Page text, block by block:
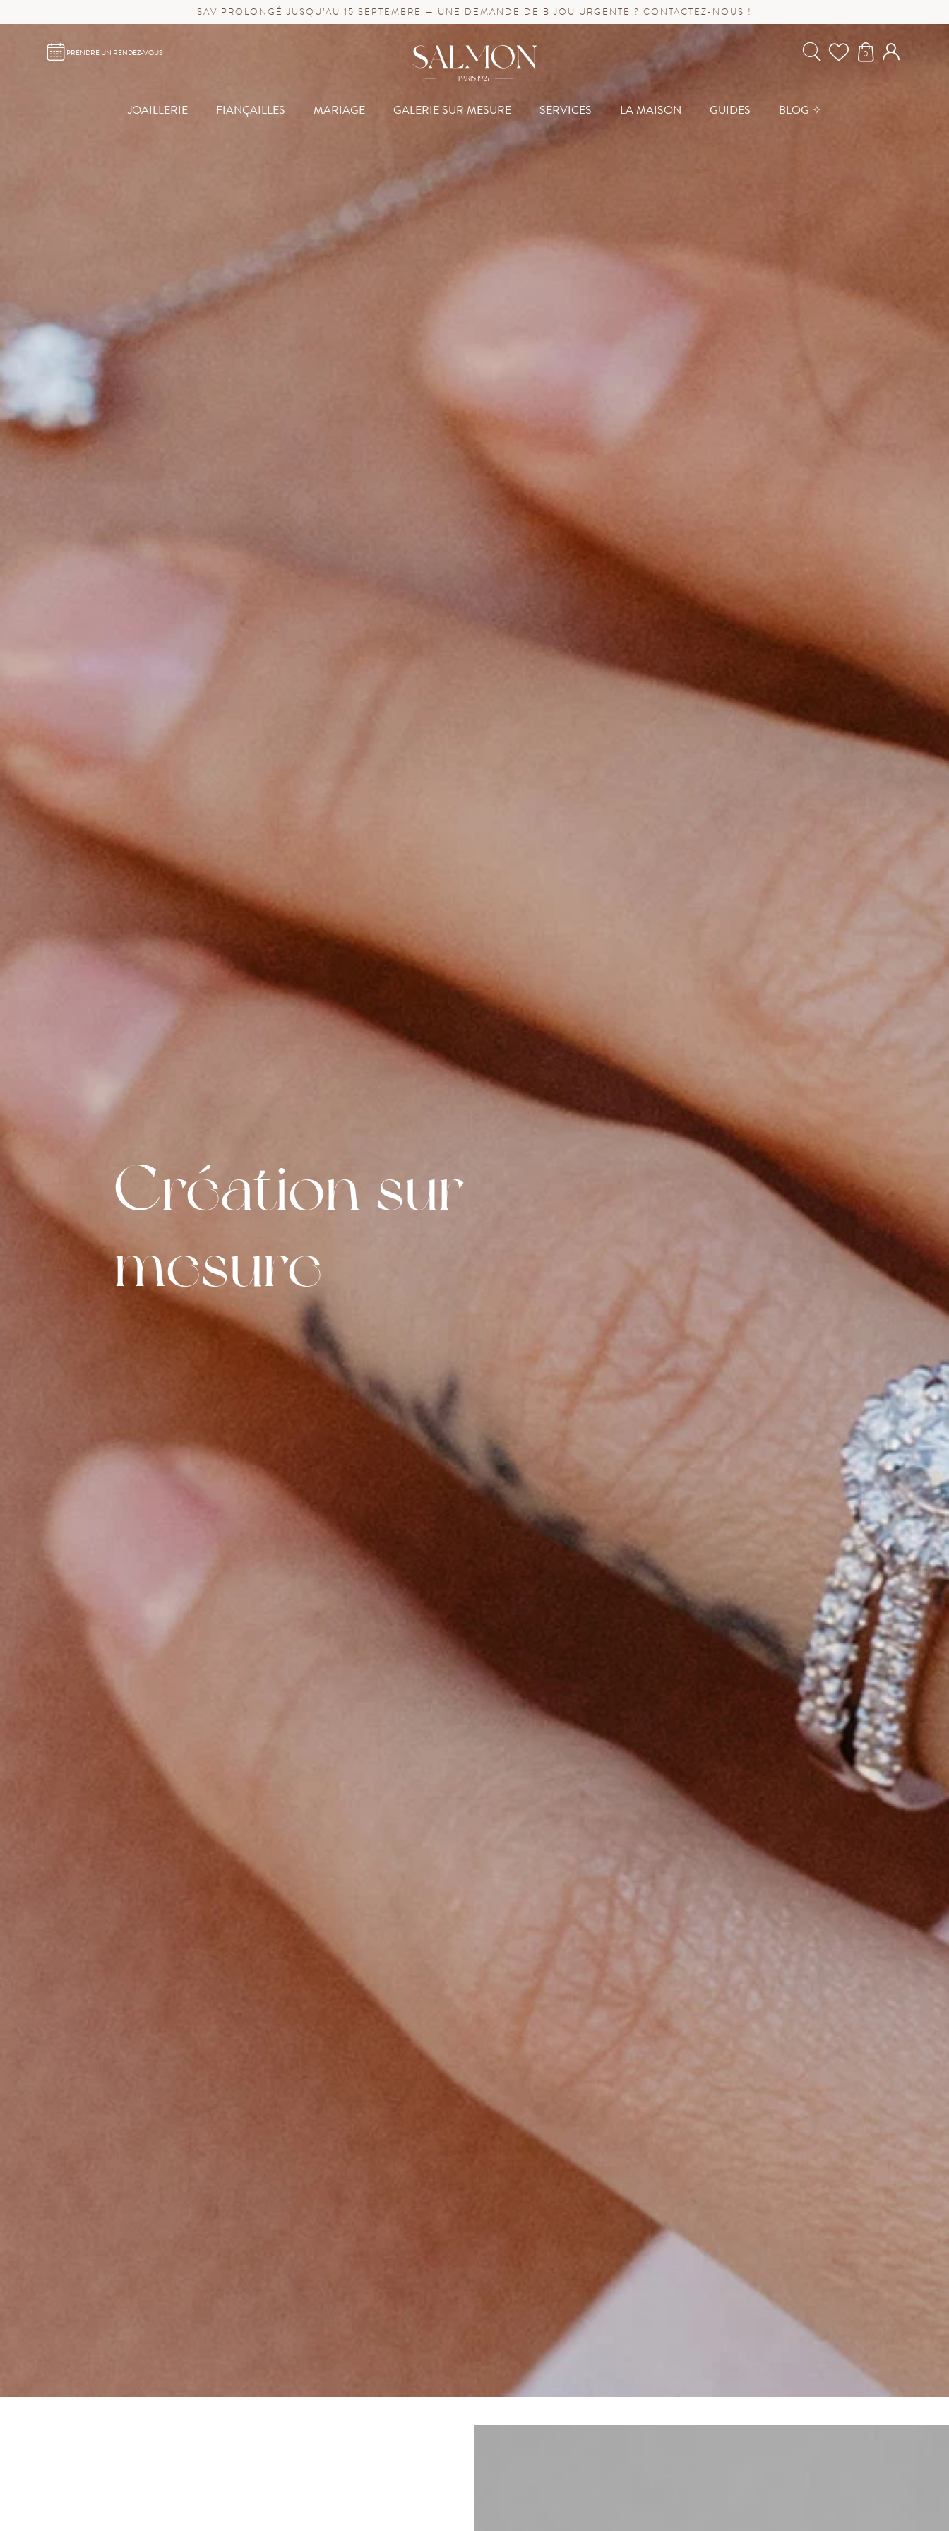
SAV PROLONGÉ JUSQU’AU 15 SEPTEMBRE — UNE DEMANDE DE BIJOU URGENTE ? CONTACTEZ-NOUS !
PRENDRE UN RENDEZ-VOUS
JOAILLERIE FIANÇAILLES MARIAGE GALERIE SUR MESURE SERVICES LA MAISON GUIDES BLOG ✧
0
Création sur
mesure